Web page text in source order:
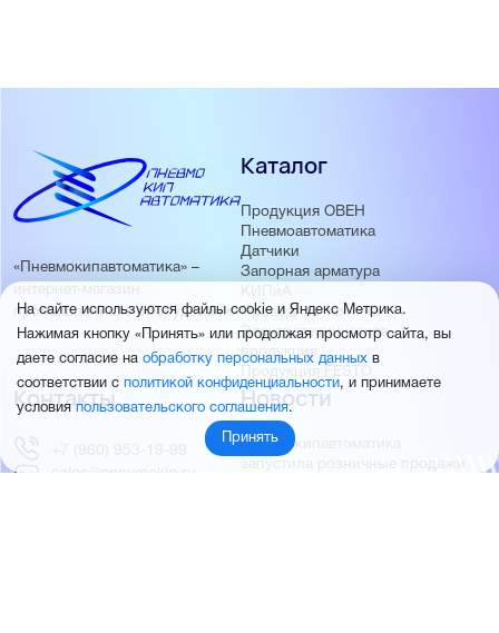
«Пневмокипавтоматика» –
интернет-магазин
промышленного оборудования
Каталог
Продукция ОВЕН
Пневмоавтоматика
Датчики
Запорная арматура
КИПиА
Приводная техника
Электротехническая
продукция
Продукция FESTO
Новости
Пневмокипавтоматика
запустила розничные продажи
Контакты
+7 (960) 953-19-99
sales@pnevmokip.ru
На сайте используются файлы cookie и Яндекс Метрика.
Нажимая кнопку «Принять» или продолжая просмотр сайта, вы
даете согласие на обработку персональных данных в
соответствии с политикой конфиденциальности, и принимаете
условияпользовательского соглашения.
Принять